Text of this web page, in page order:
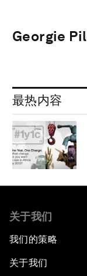
Georgie
最热内容
关于我们
我们的策略
关于我们